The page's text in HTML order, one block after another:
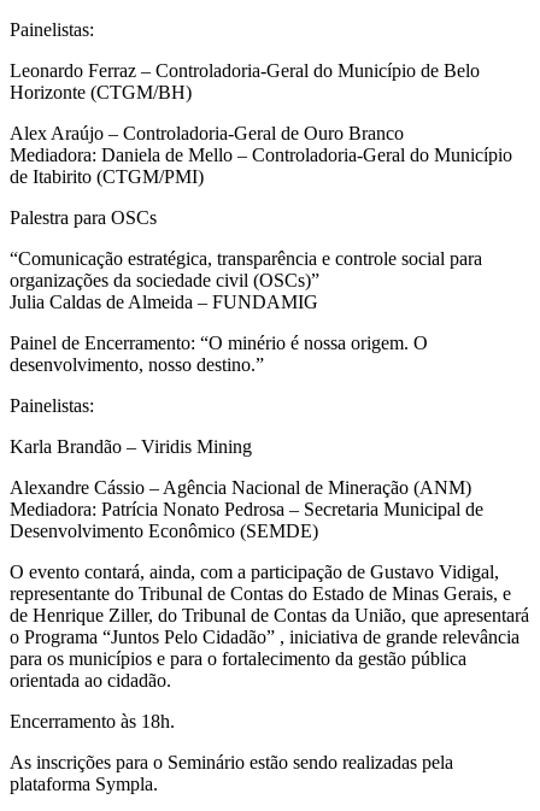
Painelistas:
Leonardo Ferraz – Controladoria-Geral do Município de Belo
Horizonte (CTGM/BH)
Alex Araújo – Controladoria-Geral de Ouro Branco
Mediadora: Daniela de Mello – Controladoria-Geral do Município
de Itabirito (CTGM/PMI)
Palestra para OSCs
“Comunicação estratégica, transparência e controle social para
organizações da sociedade civil (OSCs)”
Julia Caldas de Almeida – FUNDAMIG
Painel de Encerramento: “O minério é nossa origem. O
desenvolvimento, nosso destino.”
Painelistas:
Karla Brandão – Viridis Mining
Alexandre Cássio – Agência Nacional de Mineração (ANM)
Mediadora: Patrícia Nonato Pedrosa – Secretaria Municipal de
Desenvolvimento Econômico (SEMDE)
O evento contará, ainda, com a participação de Gustavo Vidigal,
representante do Tribunal de Contas do Estado de Minas Gerais, e
de Henrique Ziller, do Tribunal de Contas da União, que apresentará
o Programa “Juntos Pelo Cidadão” , iniciativa de grande relevância
para os municípios e para o fortalecimento da gestão pública
orientada ao cidadão.
Encerramento às 18h.
As inscrições para o Seminário estão sendo realizadas pela
plataforma Sympla.